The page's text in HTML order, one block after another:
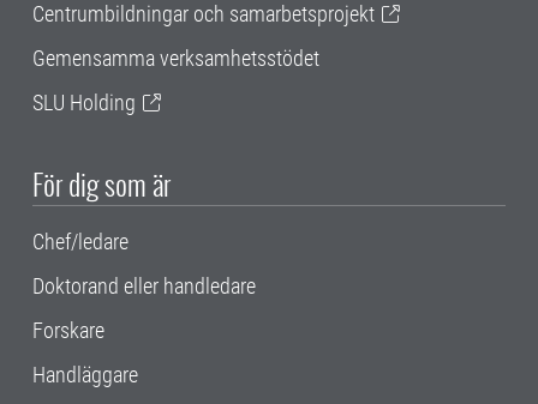
Centrumbildningar och samarbetsprojekt
Gemensamma verksamhetsstödet
SLU Holding
För dig som är
Chef/ledare
Doktorand eller handledare
Forskare
Handläggare